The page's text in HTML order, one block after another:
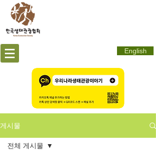
English
게시물
전체 게시물